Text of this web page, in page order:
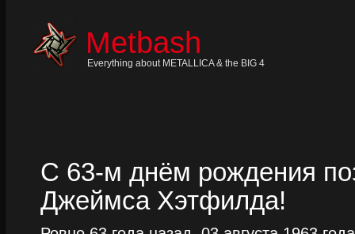
Metbash
Everything about METALLICA & the BIG 4
С 63-м днём рождения
Джеймса Хэтфилда!